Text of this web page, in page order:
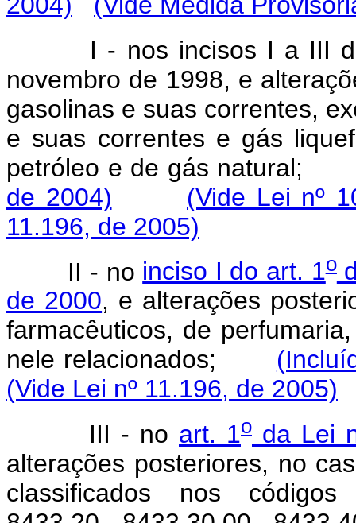
I - nos incisos I a III
novembro de 1998, e
gasolinas e suas correntes,
e suas correntes e gás
petróleo e de gás
de 2004)
(Vide Lei nº
11.196, de 2005)
II - no inciso I do art. 1o
de 2000, e alterações
farmacêuticos, de
nele relacionados;
(Vide Lei nº 11.196, de 2005)
III - no art. 1o da Lei
alterações posteriores, no
classificados nos códigos